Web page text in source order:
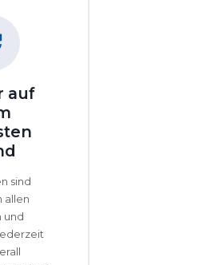
auf
sind
allen
und